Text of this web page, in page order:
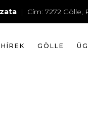
| Cím: 7272 Gölle,
HÍREK GÖLLE